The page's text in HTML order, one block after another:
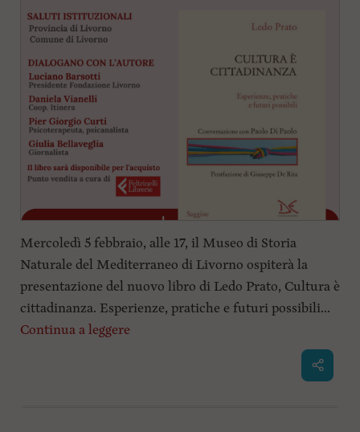
Mercoledì 5 febbraio, alle 17, il Museo di Storia
Naturale del Mediterraneo di Livorno ospiterà la
presentazione del nuovo libro di Ledo Prato, Cultura è
cittadinanza. Esperienze, pratiche e futuri possibili...
Continua a leggere